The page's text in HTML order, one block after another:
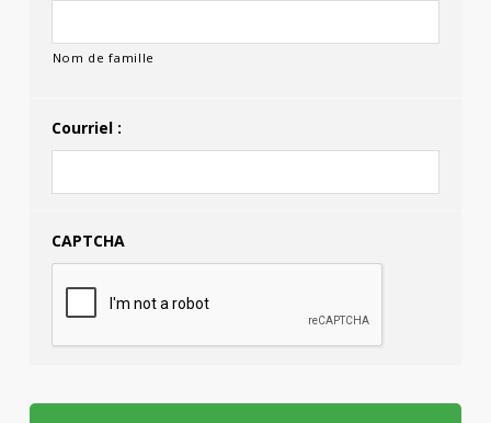
Nom de famille
Courriel :
CAPTCHA